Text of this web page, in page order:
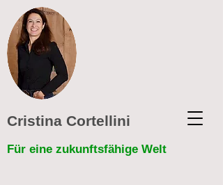
Cristina Cortellini
Für eine zukunftsfähige Welt